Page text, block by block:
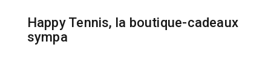
Happy Tennis, la boutique-cadeaux
sympa